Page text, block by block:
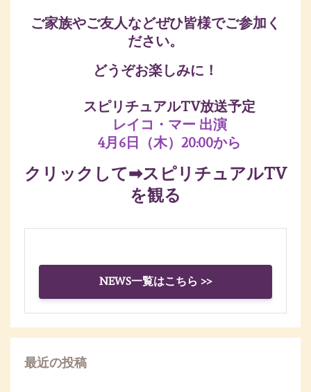
ご家族やご友人などぜひ皆様でご参加く
ださい。
どうぞお楽しみに！
スピリチュアルTV放送予定
レイコ・マー 出演
4月6日（木）20:00から
クリックして➡スピリチュアルTV
を観る
NEWS一覧はこちら >>
最近の投稿